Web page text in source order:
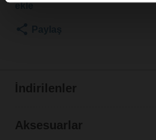
ekle
İndirilenler
Aksesuarlar